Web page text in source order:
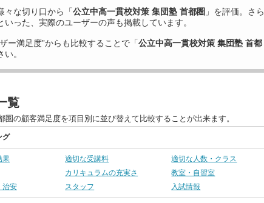
々な切り口から「公立中高一貫校対策 集団塾 首都圏 」を評価。さら
った、実際のユーザーの声も掲載しています。
ー満足度”からも比較することで「公立中高一貫校対策 集団塾 首都
。
覧
の顧客満足度を項目別に並び替えて比較することが出来ます。
グ
果 適切な受講料
適切な人数・クラス
カリキュラムの充実さ
教室・自習室
治安
スタッフ 入試情報